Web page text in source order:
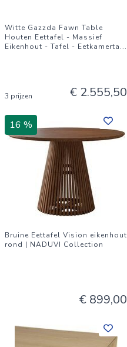
Witte Gazzda Fawn Table
Houten Eettafel - Massief
Eikenhout - Tafel - Eetkamerta...
3 prijzen € 2.555,50
16 %
Bruine Eettafel Vision eikenhout
rond | NADUVI Collection
€ 899,00